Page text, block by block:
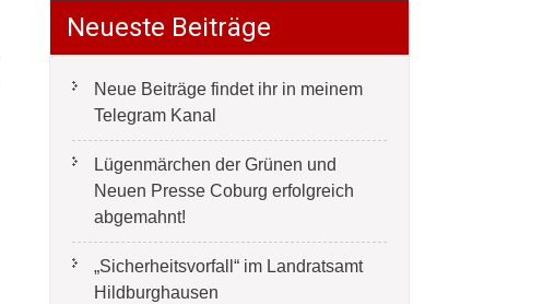
Neueste Beiträge
Neue Beiträge findet ihr in meinem
Telegram Kanal
Lügenmärchen der Grünen und
Neuen Presse Coburg erfolgreich
abgemahnt!
„Sicherheitsvorfall“ im Landratsamt
Hildburghausen